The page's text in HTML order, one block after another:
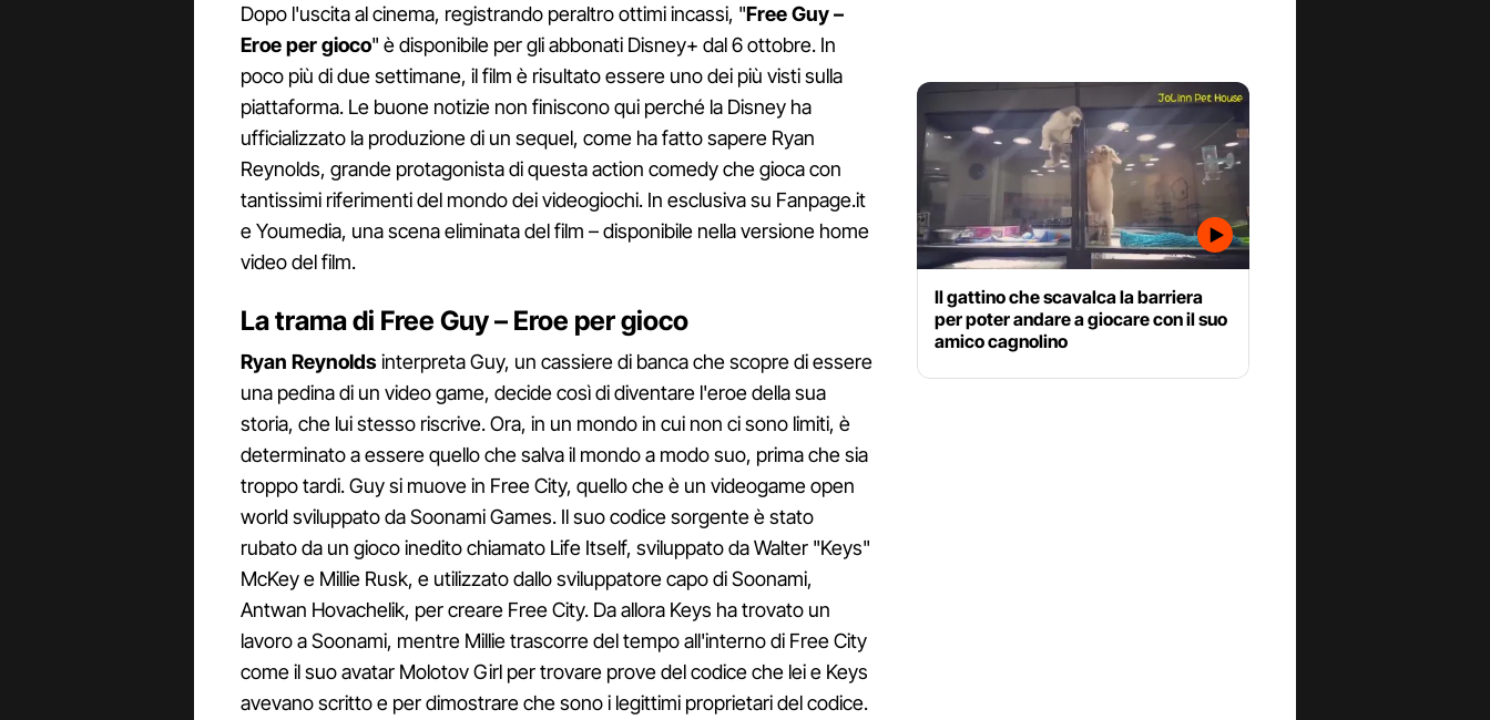
Dopo l'uscita al cinema, registrando peraltro ottimi incassi, "Free Guy –
Eroe per gioco" è disponibile per gli abbonati Disney+ dal 6 ottobre. In
poco più di due settimane, il film è risultato essere uno dei più visti sulla
piattaforma. Le buone notizie non finiscono qui perché la Disney ha
ufficializzato la produzione di un sequel, come ha fatto sapere Ryan
Reynolds, grande protagonista di questa action comedy che gioca con
tantissimi riferimenti del mondo dei videogiochi. In esclusiva su Fanpage.it
e Youmedia, una scena eliminata del film – disponibile nella versione home
video del film.
La trama di Free Guy – Eroe per gioco
Ryan Reynoldsinterpreta Guy, un cassiere di banca che scopre di essere
una pedina di un video game, decide così di diventare l'eroe della sua
storia, che lui stesso riscrive. Ora, in un mondo in cui non ci sono limiti, è
determinato a essere quello che salva il mondo a modo suo, prima che sia
troppo tardi. Guy si muove in Free City, quello che è un videogame open
world sviluppato da Soonami Games. Il suo codice sorgente è stato
rubato da un gioco inedito chiamato Life Itself, sviluppato da Walter "Keys"
McKey e Millie Rusk, e utilizzato dallo sviluppatore capo di Soonami,
Antwan Hovachelik, per creare Free City. Da allora Keys ha trovato un
lavoro a Soonami, mentre Millie trascorre del tempo all'interno di Free City
come il suo avatar Molotov Girl per trovare prove del codice che lei e Keys
avevano scritto e per dimostrare che sono i legittimi proprietari del codice.
Il gattino che scavalca la barriera
per poter andare a giocare con il suo
amico cagnolino